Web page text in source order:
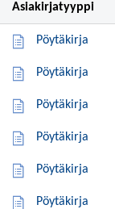
Asiakirjatyyppi
Pöytäkirja
Pöytäkirja
Pöytäkirja
Pöytäkirja
Pöytäkirja
Pöytäkirja